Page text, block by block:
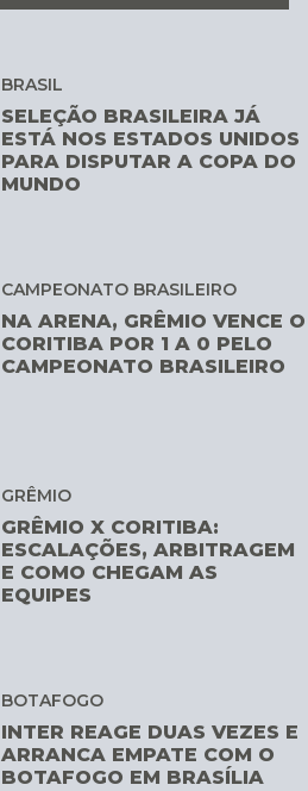
BRASIL
SELEÇÃO BRASILEIRA JÁ
ESTÁ NOS ESTADOS UNIDOS
PARA DISPUTAR A COPA DO
MUNDO
CAMPEONATO BRASILEIRO
NA ARENA, GRÊMIO VENCE O
CORITIBA POR 1 A 0 PELO
CAMPEONATO BRASILEIRO
GRÊMIO
GRÊMIO X CORITIBA:
ESCALAÇÕES, ARBITRAGEM
E COMO CHEGAM AS
EQUIPES
BOTAFOGO
INTER REAGE DUAS VEZES E
ARRANCA EMPATE COM O
BOTAFOGO EM BRASÍLIA